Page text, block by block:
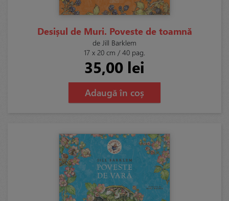
Desișul de Muri. Poveste de toamnă
de Jill Barklem
17 x 20 cm / 40 pag.
35,00 lei
Adaugă în coș